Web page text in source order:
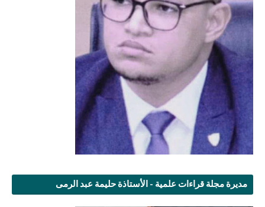
مديرة مجلة قراءات علمية - الأستاذة حليمة عبد الرمى